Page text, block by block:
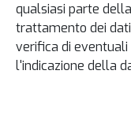
qualsiasi parte
trattamento dei
verifica di
l'indicazione della